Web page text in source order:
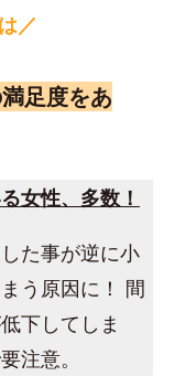
／
足度をあ
女性、多数！
た事が逆に小
う原因に！ 間
下してしま
注意。